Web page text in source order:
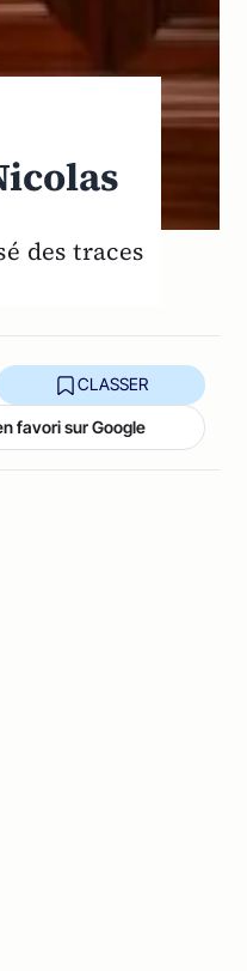
des traces
CLASSER
favori sur Google